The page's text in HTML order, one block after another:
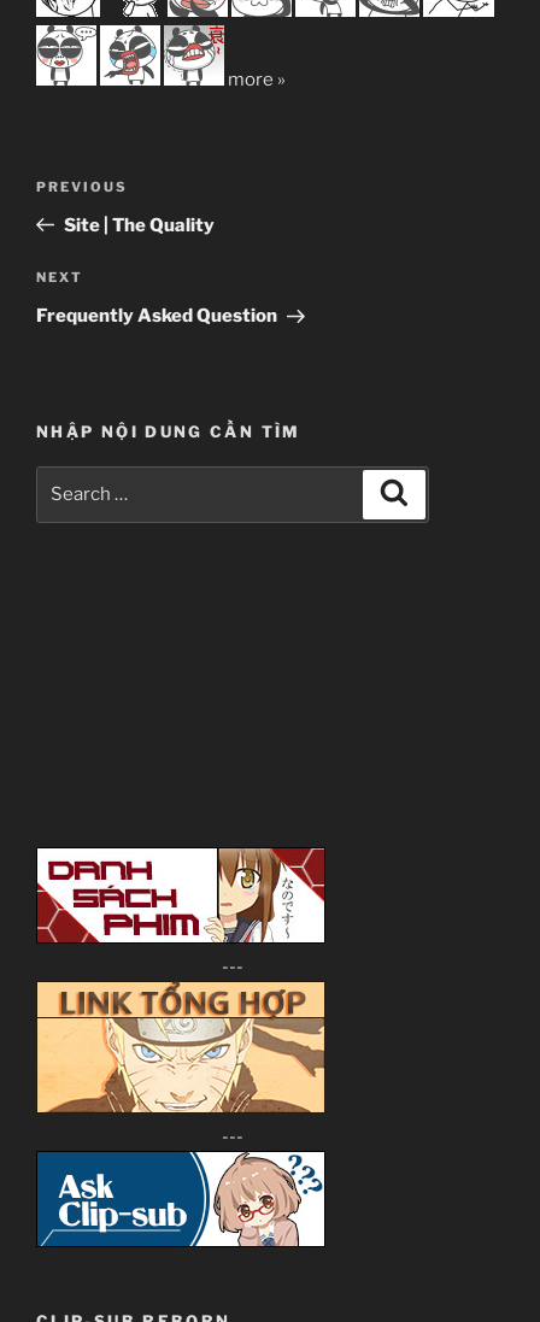
more »
Previous
Post
PREVIOUS
Site | The Quality
Next
Post
NEXT
Frequently Asked Question
NHẬP NỘI DUNG CẦN TÌM
---
---